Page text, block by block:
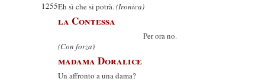
1255Eh sì che si potrà.(Ironica)
la Contessa
Per ora no.
(Con forza)
madama Doralice
Un affronto a una dama?